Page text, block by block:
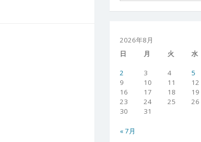
2026年8月
日
月 火 水
2
3 4 5
9
10 11 12
16
17 18 19
23
24 25 26
30
31
« 7月